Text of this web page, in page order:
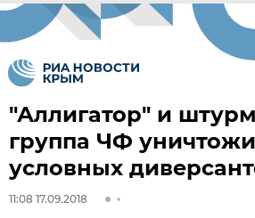
"Аллигатор" и
группа ЧФ
условных
11:08 17.09.2018